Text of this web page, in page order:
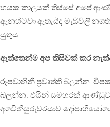
හයක කාලයක් තිස්සේ අපේ
ඇනහිටවා ඇතැයිද මැසිවිලි
යුතුය.
ඇත්තෙන්ම අප කිසිවක් කර
රූපවාහිනී ප‍්‍රවෘත්ති බලන්න.
බලන්න. එයින් සමහරක් ආණ්ඩුවට
අගවිනිසුරුවරයාව